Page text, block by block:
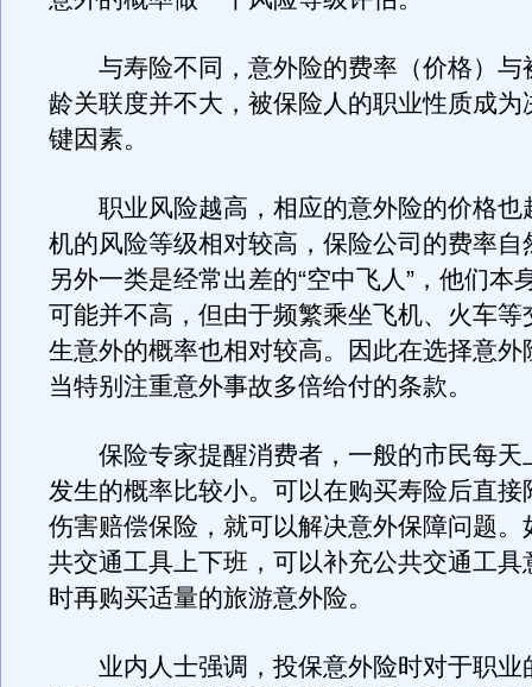
与寿险不同，意外险的费率（价格）与
龄关联度并不大，被保险人的职业性质成为
键因素。
职业风险越高，相应的意外险的价格也
机的风险等级相对较高，保险公司的费率自
另外一类是经常出差的“空中飞人”，他们本
可能并不高，但由于频繁乘坐飞机、火车等
生意外的概率也相对较高。因此在选择意外
当特别注重意外事故多倍给付的条款。
保险专家提醒消费者，一般的市民每天
发生的概率比较小。可以在购买寿险后直接
伤害赔偿保险，就可以解决意外保障问题。
共交通工具上下班，可以补充公共交通工具
时再购买适量的旅游意外险。
业内人士强调，投保意外险时对于职业